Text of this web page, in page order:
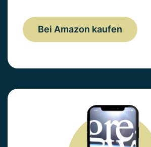
Bei Amazon kaufen